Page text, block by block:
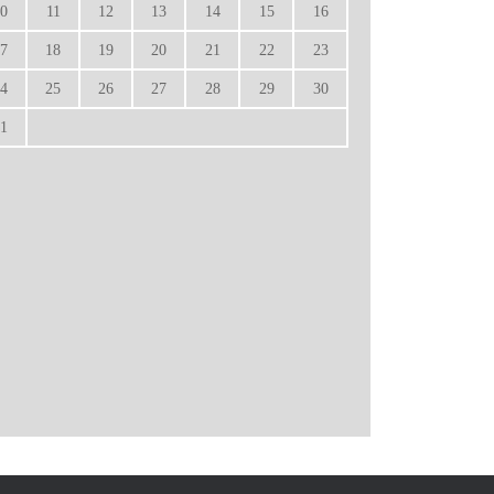
11 12 13 14 15 16
18 19 20 21 22 23
25 26 27 28 29 30